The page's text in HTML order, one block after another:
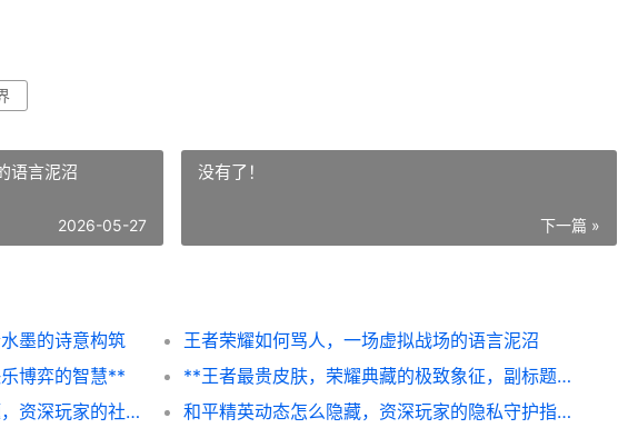
语言泥沼
2026-05-27
没有了！
下一篇 »
墨的诗意构筑
王者荣耀如何骂人，一场虚拟战场的语言泥沼
博弈的智慧**
**王者最贵皮肤，荣耀典藏的极致象征，副标题，虚拟奢华的巅峰与争议**
王者荣耀怎么屏蔽好友，副标题，资深玩家的社交管理心得
和平精英动态怎么隐藏，资深玩家的隐私守护指南副标题，畅享游戏不必顾虑